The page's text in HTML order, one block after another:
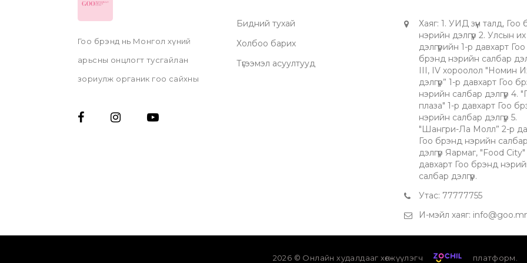
Гоо брэнд нь Монгол хүний
арьсны онцлогт тусгайлан
зориулж органик гоо сайхны
аргаар эх орондоо
Бидний тухай
Холбоо барих
Түгээмэл асуултууд
Хаяг: 1. УИД зүүн талд, Гоо
нэрийн дэлгүүр 2. Улсын их
дэлгүүрийн 1-р давхарт Гоо
брэнд нэрийн салбар
III, IV хороолол "Номин
дэлгүүр” 1-р давхарт Гоо
нэрийн салбар дэлгүүр 4.
плаза" 1-р давхарт Гоо
нэрийн салбар дэлгүүр 5.
"Шангри-Ла Молл” 2-р
Гоо брэнд нэрийн салбар
дэлгүүр Яармаг, "Food City"
давхарт Гоо брэнд
салбар дэлгүүр.
Утас: 77777755
И-мэйл хаяг:
2026 © Онлайн худалдааг хөгжүүлэгч платформ.